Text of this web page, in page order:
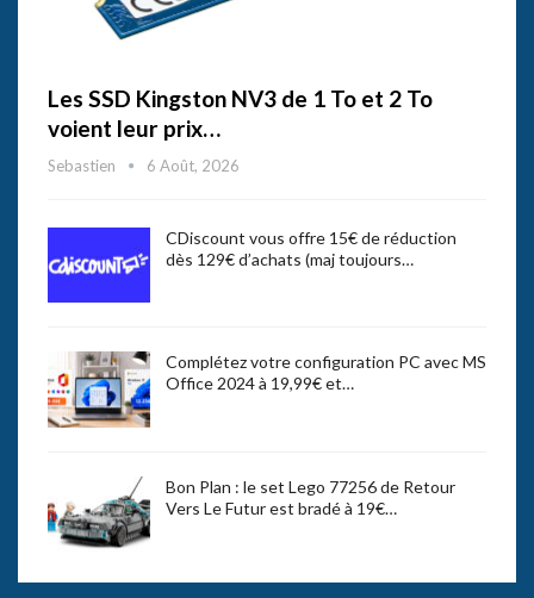
Les SSD Kingston NV3 de 1 To et 2 To
voient leur prix…
Sebastien 6 Août, 2026
CDiscount vous offre 15€ de réduction
dès 129€ d’achats (maj toujours…
Complétez votre configuration PC avec MS
Office 2024 à 19,99€ et…
Bon Plan : le set Lego 77256 de Retour
Vers Le Futur est bradé à 19€…